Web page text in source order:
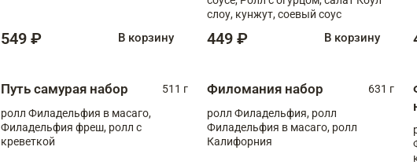
549 ₽ В корзину
слоу, кунжут, соевый соус
449 ₽ В корзину
Путь самурая набор
511 г
ролл Филадельфия в масаго,
Филадельфия фреш, ролл с
креветкой
Филомания набор
631 г
ролл Филадельфия, ролл
Филадельфия в масаго, ролл
Калифорния